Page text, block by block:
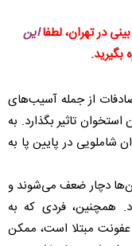
در تهران، لطفااین
بگیرید.
از جمله آسیب‌های
تاثیر بگذارد. به
شاملویی در پایین پا به
دچار ضعف می‌شوند و
همچنین، فردی که به
عفونت مبتلا است، ممکن